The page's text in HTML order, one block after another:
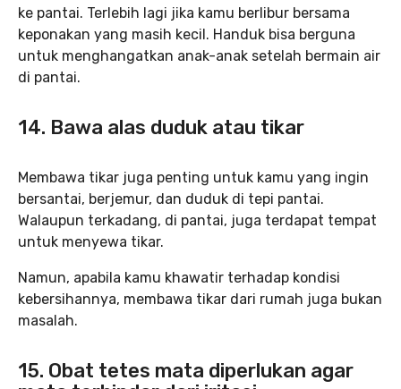
ke pantai. Terlebih lagi jika kamu berlibur bersama
keponakan yang masih kecil. Handuk bisa berguna
untuk menghangatkan anak-anak setelah bermain air
di pantai.
14. Bawa alas duduk atau tikar
Membawa tikar juga penting untuk kamu yang ingin
bersantai, berjemur, dan duduk di tepi pantai.
Walaupun terkadang, di pantai, juga terdapat tempat
untuk menyewa tikar.
Namun, apabila kamu khawatir terhadap kondisi
kebersihannya, membawa tikar dari rumah juga bukan
masalah.
15. Obat tetes mata diperlukan agar